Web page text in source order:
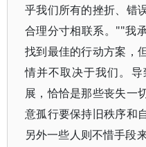
乎我们所有的挫折、错
合理分寸相联系。""我
找到最佳的行动方案，
情并不取决于我们。
展，恰恰是那些丧失一
意孤行要保持旧秩序和
另外一些人则不惜手段